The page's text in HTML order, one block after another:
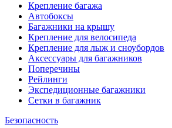
Крепление багажа
Автобоксы
Багажники на крышу
Крепление для велосипеда
Крепление для лыж и сноубордов
Аксессуары для багажников
Поперечины
Рейлинги
Экспедиционные багажники
Сетки в багажник
Безопасность